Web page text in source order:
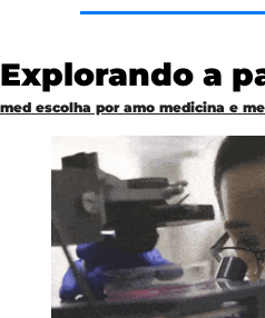
Explorando a
med escolha por amo medicina e